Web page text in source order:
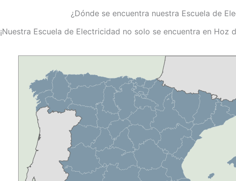
¿Dónde se encuentra nuestra Escuela de
¡Nuestra Escuela de Electricidad no solo se encuentra en Hoz